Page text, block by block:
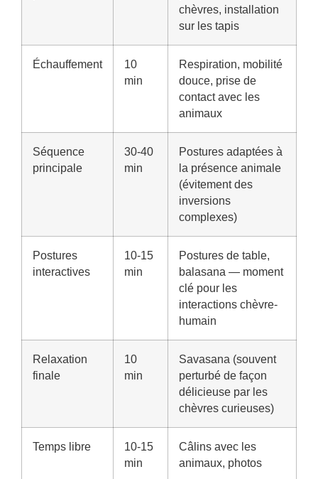
chèvres, installation
sur les tapis
Échauffement
10
min
Respiration, mobilité
douce, prise de
contact avec les
animaux
Séquence
principale
30-40
min
Postures adaptées à
la présence animale
(évitement des
inversions
complexes)
Postures
interactives
10-15
min
Postures de table,
balasana — moment
clé pour les
interactions chèvre-
humain
Relaxation
finale
10
min
Savasana (souvent
perturbé de façon
délicieuse par les
chèvres curieuses)
Temps libre
10-15
min
Câlins avec les
animaux, photos